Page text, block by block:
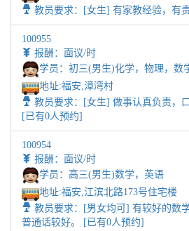
教员要求：[女生] 有家教经验，有
100955
报酬：面议/时
学员：初三(男生)化学，物理，数
地址:福安,漳湾村
教员要求：[女生] 做事认真负责，
[已有0人预约]
100954
报酬：面议/时
学员：高三(男生)数学，英语
地址:福安,江滨北路173号住宅楼
教员要求：[男女均可] 有较好的数
普通话较好。 [已有0人预约]